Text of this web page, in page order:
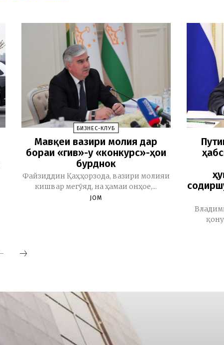
БИЗНЕС-КЛУБ
Мавқеи вазири молия дар
бораи «гив»-у «конкурс»-ҳои
бурднок
Файзиддин Қаҳҳорзода, вазири молияи
кишвар мегӯяд, на ҳамаи онҳое,...
JOM